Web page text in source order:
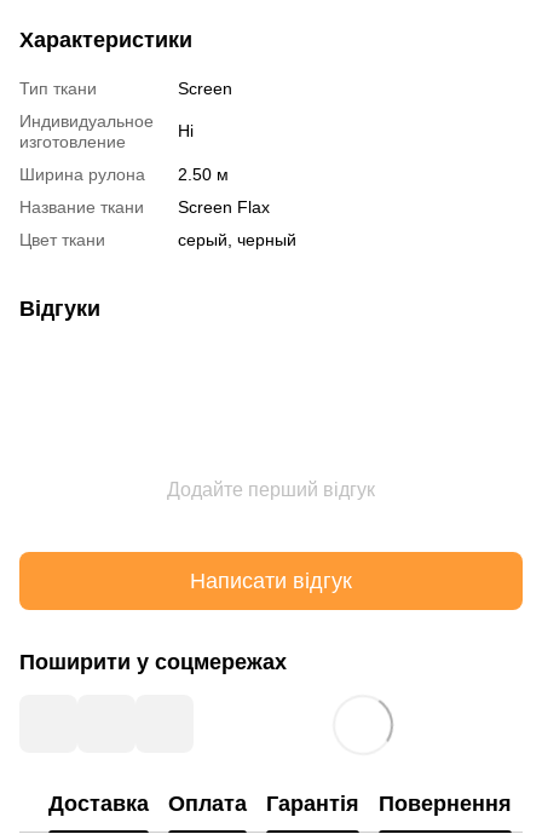
Характеристики
Тип ткани
Screen
Индивидуальное
изготовление
Ні
Ширина рулона
2.50 м
Название ткани
Screen Flax
Цвет ткани
серый, черный
Відгуки
Додайте перший відгук
Написати відгук
Поширити у соцмережах
Доставка Оплата Гарантія Повернення